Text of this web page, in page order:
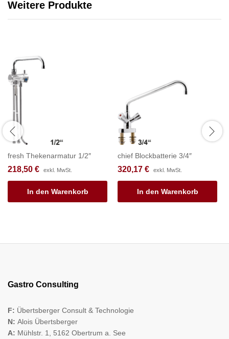
Weitere Produkte
fresh Thekenarmatur 1/2″
218,50 € exkl. MwSt.
In den Warenkorb
chief Blockbatterie 3/4″
320,17 € exkl. MwSt.
In den Warenkorb
Gastro Consulting
F: Übertsberger Consult & Technologie
N: Alois Übertsberger
A: Mühlstr. 1, 5162 Obertrum a. See